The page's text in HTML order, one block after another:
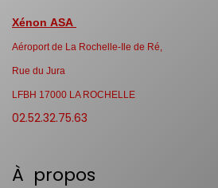
Xénon ASA
Aéroport de La Rochelle-Ile de Ré,
Rue du Jura
LFBH 17000 LA ROCHELLE
02.52.32.75.63
À propos